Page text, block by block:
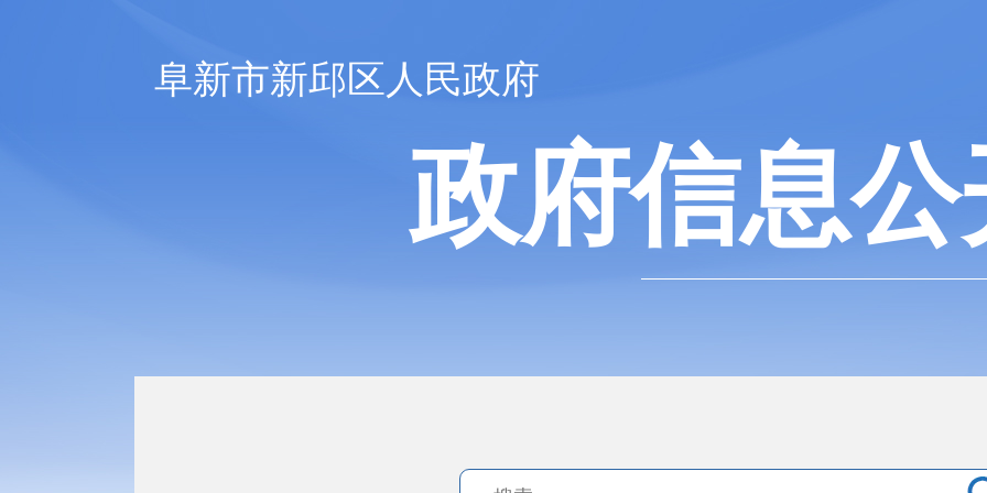
阜新市新邱区人民政府
政府信息公